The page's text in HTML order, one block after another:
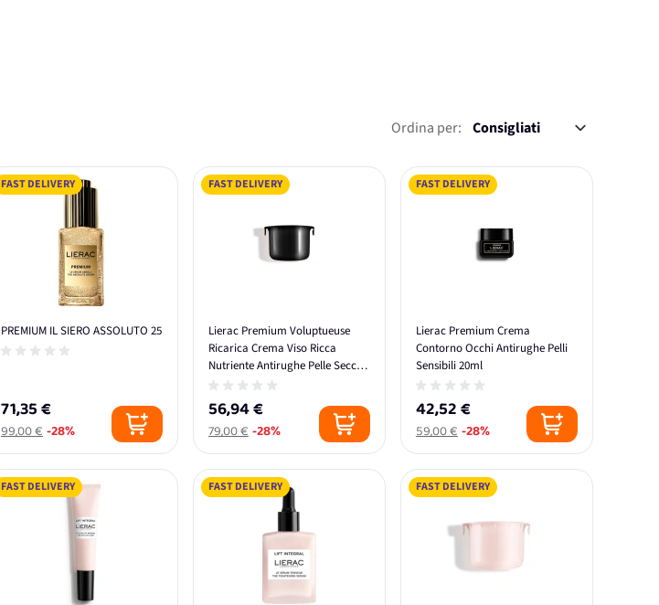
Ordina per:
FAST DELIVERY
PREMIUM IL SIERO ASSOLUTO 25
71,35 €
99,00 €-28%
FAST DELIVERY
Lierac Premium Voluptueuse
Ricarica Crema Viso Ricca
Nutriente Antirughe Pelle Secca
50 ml
56,94 €
79,00 €-28%
FAST DELIVERY
Lierac Premium Crema
Contorno Occhi Antirughe Pelli
Sensibili 20ml
42,52 €
59,00 €-28%
FAST DELIVERY FAST DELIVERY FAST DELIVERY